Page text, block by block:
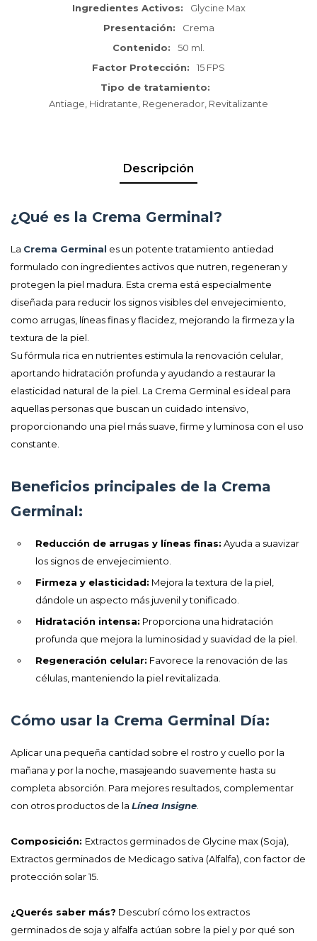
Ingredientes Activos
Glycine Max
Presentación
Crema
Contenido
50 ml.
Factor Protección
15 FPS
Tipo de tratamiento
Antiage, Hidratante, Regenerador, Revitalizante
Descripción
¿Qué es la Crema Germinal?
La Crema Germinal es un potente tratamiento antiedad
formulado con ingredientes activos que nutren, regeneran y
protegen la piel madura. Esta crema está especialmente
diseñada para reducir los signos visibles del envejecimiento,
como arrugas, líneas finas y flacidez, mejorando la firmeza y la
textura de la piel.
Su fórmula rica en nutrientes estimula la renovación celular,
aportando hidratación profunda y ayudando a restaurar la
elasticidad natural de la piel. La Crema Germinal es ideal para
aquellas personas que buscan un cuidado intensivo,
proporcionando una piel más suave, firme y luminosa con el uso
constante.
Beneficios principales de la Crema
Germinal:
Reducción de arrugas y líneas finas: Ayuda a suavizar
los signos de envejecimiento.
Firmeza y elasticidad: Mejora la textura de la piel,
dándole un aspecto más juvenil y tonificado.
Hidratación intensa: Proporciona una hidratación
profunda que mejora la luminosidad y suavidad de la piel.
Regeneración celular: Favorece la renovación de las
células, manteniendo la piel revitalizada.
Cómo usar la Crema Germinal Día:
Aplicar una pequeña cantidad sobre el rostro y cuello por la
mañana y por la noche, masajeando suavemente hasta su
completa absorción. Para mejores resultados, complementar
con otros productos de la Línea Insigne
Composición: Extractos germinados de Glycine max (Soja),
Extractos germinados de Medicago sativa (Alfalfa), con factor de
protección solar 15.
¿Querés saber más? Descubrí cómo los extractos
germinados de soja y alfalfa actúan sobre la piel y por qué son